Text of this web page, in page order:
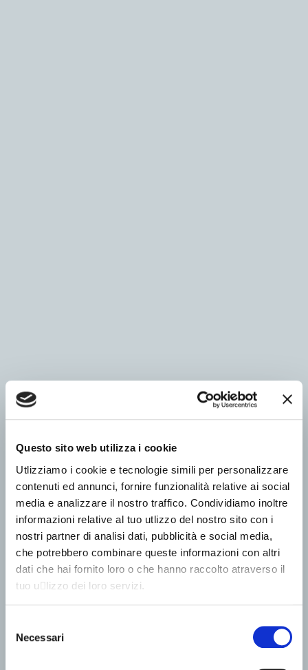
Questo sito web utilizza i cookie
Utlizziamo i cookie e tecnologie simili per personalizzare
contenuti ed annunci, fornire funzionalità relative ai social
media e analizzare il nostro traffico. Condividiamo inoltre
informazioni relative al tuo utlizzo del nostro sito con i
nostri partner di analisi dati, pubblicità e social media,
che potrebbero combinare queste informazioni con altri
dati che hai fornito loro o che hanno raccolto atraverso il
tuo u􀆟lizzo dei loro servizi.
delNecessari